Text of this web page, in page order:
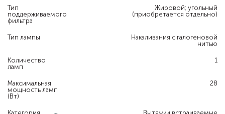
Тип
поддерживаемого
фильтра
Жировой; угольный
(приобретается отдельно)
Тип лампы
Накаливания с галогеновой
нитью
Количество
ламп
1
Максимальная
мощность ламп
(Вт)
28